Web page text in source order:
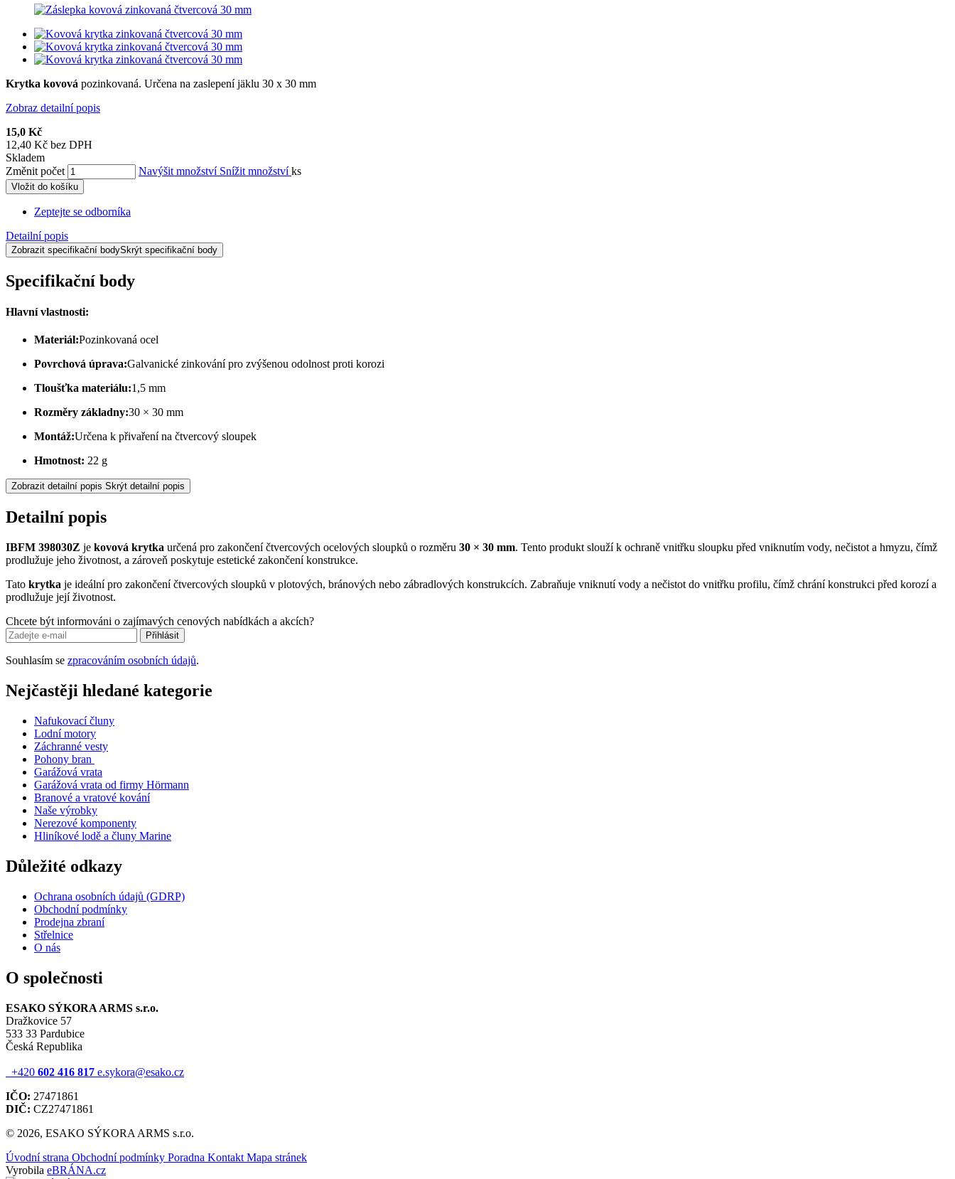
Krytka kovová pozinkovaná. Určena na zaslepení jäklu 30 x 30 mm
Zobraz detailní popis
15,0 Kč
12,40 Kč bez DPH
Skladem
Změnit počet
Navýšit množství Snížit množstvíks
Vložit do košíku
Zeptejte se odborníka
Detailní popis
Zobrazit specifikační bodySkrýt specifikační body
Specifikační body
Hlavní vlastnosti:
Materiál:Pozinkovaná ocel
Povrchová úprava:Galvanické zinkování pro zvýšenou odolnost proti korozi
Tloušťka materiálu:1,5 mm
Rozměry základny:30 × 30 mm
Montáž:Určena k přivaření na čtvercový sloupek
Hmotnost: 22 g
Zobrazit detailní popis Skrýt detailní popis
Detailní popis
IBFM 398030Z je kovová krytka určená pro zakončení čtvercových ocelových sloupků o rozměru 30 × 30 mm. Tento produkt slouží k ochraně vnitřku sloupku před vniknutím vody, nečistot a hmyzu, čímž
prodlužuje jeho životnost, a zároveň poskytuje estetické zakončení konstrukce.
Tato krytka je ideální pro zakončení čtvercových sloupků v plotových, bránových nebo zábradlových konstrukcích. Zabraňuje vniknutí vody a nečistot do vnitřku profilu, čímž chrání konstrukci před korozí a
prodlužuje její životnost.
Chcete být informováni o zajímavých cenových nabídkách a akcích?
Přihlásit
Souhlasím se zpracováním osobních údajů.
Nejčastěji hledané kategorie
Nafukovací čluny
Lodní motory
Záchranné vesty
Pohony bran
Garážová vrata
Garážová vrata od firmy Hörmann
Branové a vratové kování
Naše výrobky
Nerezové komponenty
Hliníkové lodě a čluny Marine
Důležité odkazy
Ochrana osobních údajů (GDRP)
Obchodní podmínky
Prodejna zbraní
Střelnice
O nás
O společnosti
ESAKO SÝKORA ARMS s.r.o.
Dražkovice 57
533 33 Pardubice
Česká Republika
+420 602 416 817 e.sykora@esako.cz
IČO: 27471861
DIČ: CZ27471861
© 2026, ESAKO SÝKORA ARMS s.r.o.
Úvodní strana Obchodní podmínky Poradna Kontakt Mapa stránek
Vyrobila eBRÁNA.cz